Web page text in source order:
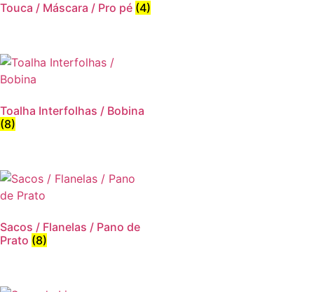
Touca / Máscara / Pro pé (4)
Toalha Interfolhas / Bobina
(8)
Sacos / Flanelas / Pano de
Prato (8)